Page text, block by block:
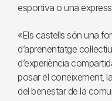
esportiva o una
«Els castells són una
d’aprenentatge
d’experiència
posar el coneixement,
del benestar de la